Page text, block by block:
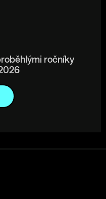
ročníky